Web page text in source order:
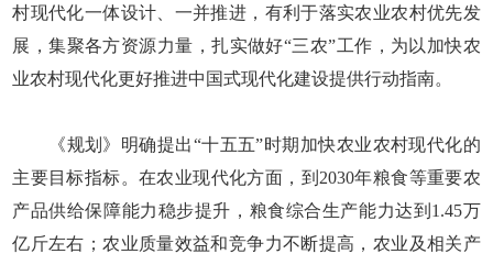
村现代化一体设计、一并推进，有利于落实农业农村优先发
展，集聚各方资源力量，扎实做好“三农”工作，为以加快农
业农村现代化更好推进中国式现代化建设提供行动指南。
《规划》明确提出“十五五”时期加快农业农村现代化的
主要目标指标。在农业现代化方面，到2030年粮食等重要农
产品供给保障能力稳步提升，粮食综合生产能力达到1.45万
亿斤左右；农业质量效益和竞争力不断提高，农业及相关产